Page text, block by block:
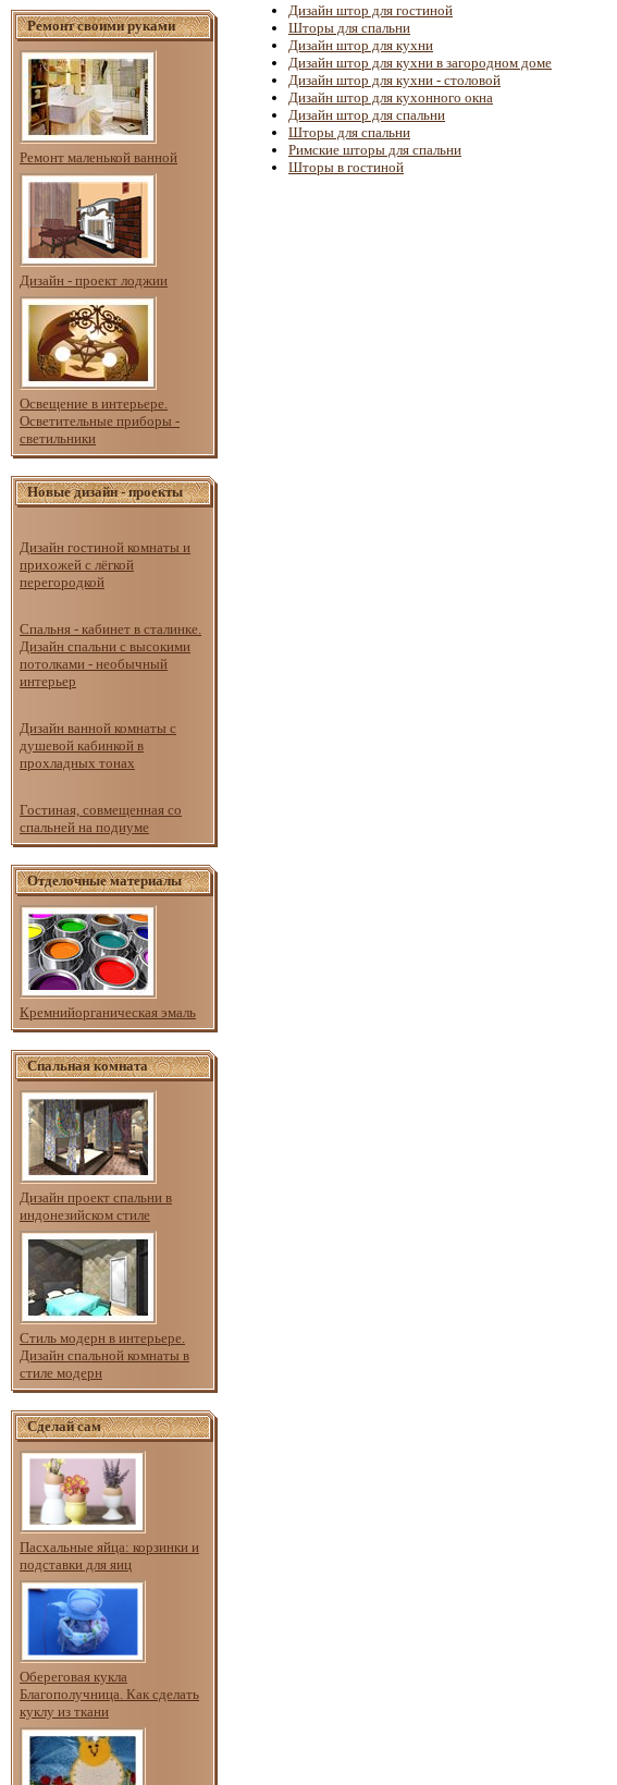
Ремонт своими руками
Ремонт маленькой ванной
Дизайн - проект лоджии
Освещение в интерьере.
Осветительные приборы -
светильники
Новые дизайн - проекты
Дизайн гостиной комнаты и
прихожей с лёгкой
перегородкой
Спальня - кабинет в сталинке.
Дизайн спальни с высокими
потолками - необычный
интерьер
Дизайн ванной комнаты с
душевой кабинкой в
прохладных тонах
Гостиная, совмещенная со
спальней на подиуме
Отделочные материалы
Кремнийорганическая эмаль
Спальная комната
Дизайн проект спальни в
индонезийском стиле
Стиль модерн в интерьере.
Дизайн спальной комнаты в
стиле модерн
Сделай сам
Пасхальные яйца: корзинки и
подставки для яиц
Обереговая кукла
Благополучница. Как сделать
куклу из ткани
Дизайн штор для гостиной
Шторы для спальни
Дизайн штор для кухни
Дизайн штор для кухни в загородном доме
Дизайн штор для кухни - столовой
Дизайн штор для кухонного окна
Дизайн штор для спальни
Шторы для спальни
Римские шторы для спальни
Шторы в гостиной